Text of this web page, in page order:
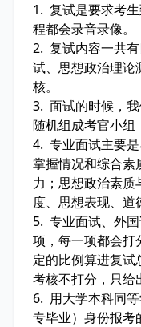
1. 复试是要求考
程都会录音录像。
2. 复试内容一共
试、思想政治理论
核。
3. 面试的时候，
随机组成考官小组
4. 专业面试主要
掌握情况和综合素
力；思想政治素
度、思想表现、道
5. 专业面试、外
项，每一项都会打
定的比例算进复
考核不打分，只给
6. 用大学本科同
专毕业）身份报考